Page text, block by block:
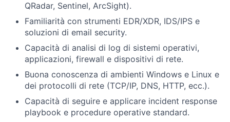
QRadar, Sentinel, ArcSight).
Familiarità con strumenti EDR/XDR, IDS/IPS e
soluzioni di email security.
Capacità di analisi di log di sistemi operativi,
applicazioni, firewall e dispositivi di rete.
Buona conoscenza di ambienti Windows e Linux e
dei protocolli di rete (TCP/IP, DNS, HTTP, ecc.).
Capacità di seguire e applicare incident response
playbook e procedure operative standard.